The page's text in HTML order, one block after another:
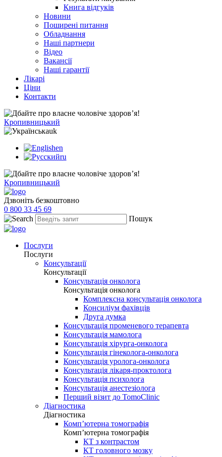
Книга відгуків
Новини
Поширені питання
Обладнання
Наші партнери
Відео
Вакансії
Наші гарантії
Лікарі
Ціни
Контакти
Кропивницький
uk
en
ru
Кропивницький
Дзвоніть безкоштовно
0 800 33 45 69
Пошук
Послуги
Послуги
Консультації
Консультації
Консультація онколога
Консультація онколога
Комплексна консультація онколога
Консиліум фахівців
Друга думка
Консультація променевого терапевта
Консультація мамолога
Консультація хірурга-онколога
Консультація гінеколога-онколога
Консультація уролога-онколога
Консультація лікаря-проктолога
Консультація психолога
Консультація анестезіолога
Перший візит до TomoClinic
Діагностика
Діагностика
Комп’ютерна томографія
Комп’ютерна томографія
КТ з контрастом
КТ головного мозку